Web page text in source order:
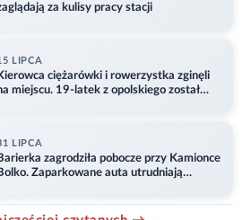
za kulisy pracy stacji
LIPCA
ciężarówki i rowerzystka zginęli
miejscu. 19-latek z opolskiego został
LIPCA
zagrodziła pobocze przy Kamionce
Zaparkowane auta utrudniają